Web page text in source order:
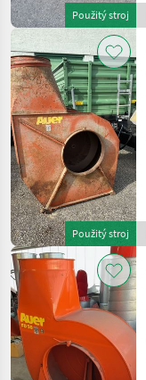
Ventilator
Auer
VYBRAT
KATEGORII
Auer
Buchmann
Soby
Gruber
Mengele
Epple
Zobrazit
všech 7
Použitý stroj
Použitý stroj